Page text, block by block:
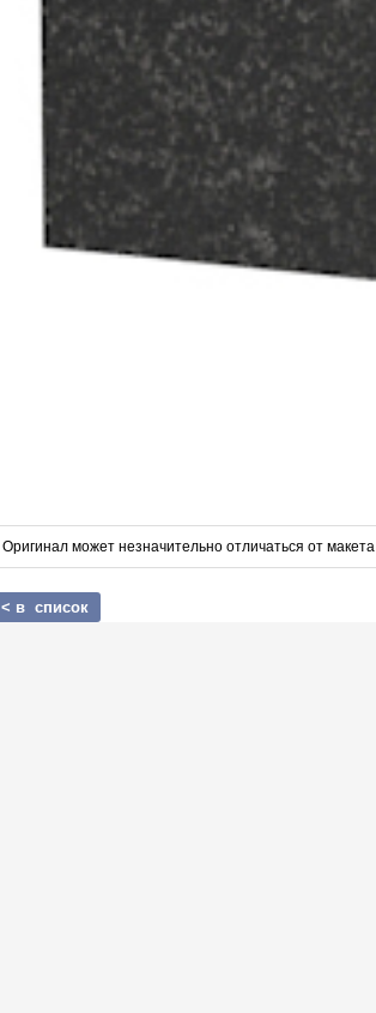
Оригинал может незначительно отличаться от макета
< в список